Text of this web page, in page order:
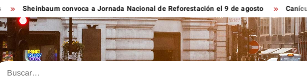
Sheinbaum convoca a Jornada Nacional de Reforestación el 9 de agosto Canícula
Buscar